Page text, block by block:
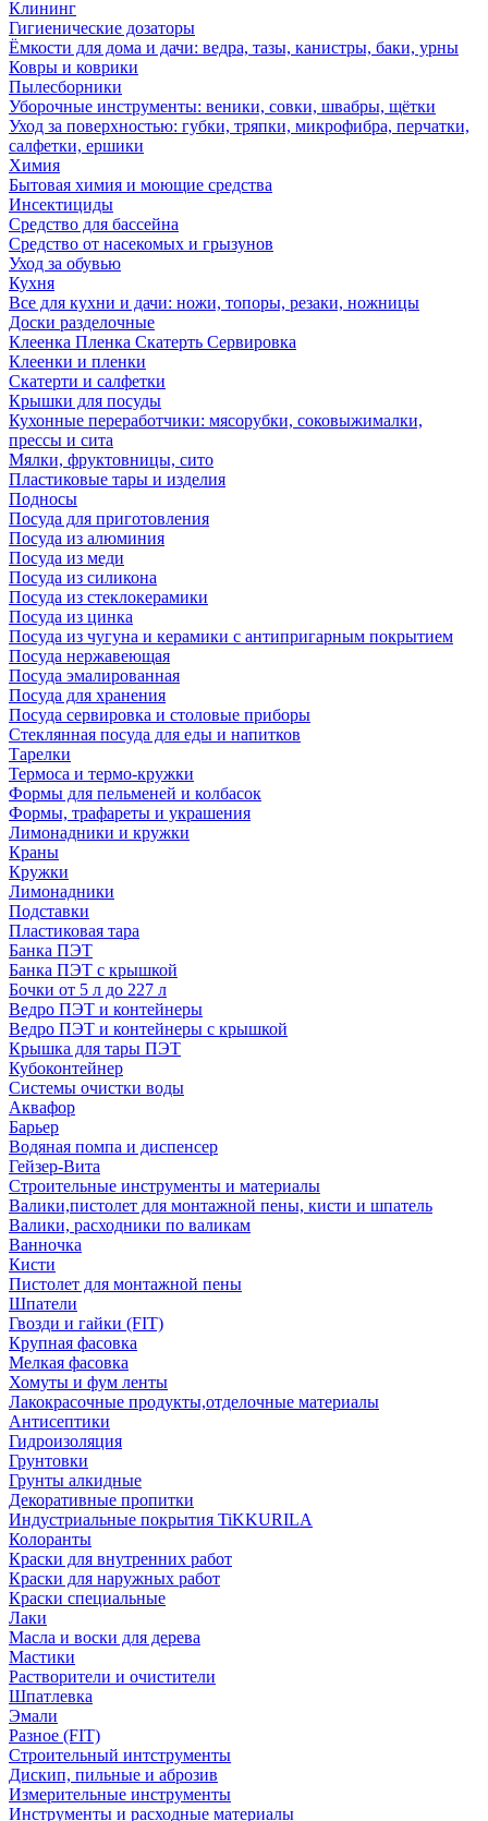
Клининг
Гигиенические дозаторы
Ёмкости для дома и дачи: ведра, тазы, канистры, баки, урны
Ковры и коврики
Пылесборники
Уборочные инструменты: веники, совки, швабры, щётки
Уход за поверхностью: губки, тряпки, микрофибра, перчатки,
салфетки, ершики
Химия
Бытовая химия и моющие средства
Инсектициды
Средство для бассейна
Средство от насекомых и грызунов
Уход за обувью
Кухня
Все для кухни и дачи: ножи, топоры, резаки, ножницы
Доски разделочные
Клеенка Пленка Скатерть Сервировка
Клеенки и пленки
Скатерти и салфетки
Крышки для посуды
Кухонные переработчики: мясорубки, соковыжималки,
прессы и сита
Мялки, фруктовницы, сито
Пластиковые тары и изделия
Подносы
Посуда для приготовления
Посуда из алюминия
Посуда из меди
Посуда из силикона
Посуда из стеклокерамики
Посуда из цинка
Посуда из чугуна и керамики с антипригарным покрытием
Посуда нержавеющая
Посуда эмалированная
Посуда для хранения
Посуда сервировка и столовые приборы
Стеклянная посуда для еды и напитков
Тарелки
Термоса и термо-кружки
Формы для пельменей и колбасок
Формы, трафареты и украшения
Лимонадники и кружки
Краны
Кружки
Лимонадники
Подставки
Пластиковая тара
Банка ПЭТ
Банка ПЭТ с крышкой
Бочки от 5 л до 227 л
Ведро ПЭТ и контейнеры
Ведро ПЭТ и контейнеры с крышкой
Крышка для тары ПЭТ
Кубоконтейнер
Системы очистки воды
Аквафор
Барьер
Водяная помпа и диспенсер
Гейзер-Вита
Строительные инструменты и материалы
Валики,пистолет для монтажной пены, кисти и шпатель
Валики, расходники по валикам
Ванночка
Кисти
Пистолет для монтажной пены
Шпатели
Гвозди и гайки (FIT)
Крупная фасовка
Мелкая фасовка
Хомуты и фум ленты
Лакокрасочные продукты,отделочные материалы
Антисептики
Гидроизоляция
Грунтовки
Грунты алкидные
Декоративные пропитки
Индустриальные покрытия TiKKURILA
Колоранты
Краски для внутренних работ
Краски для наружных работ
Краски специальные
Лаки
Масла и воски для дерева
Мастики
Растворители и очистители
Шпатлевка
Эмали
Разное (FIT)
Строительный интструменты
Дискип, пильные и аброзив
Измерительные инструменты
Инструменты и расходные материалы